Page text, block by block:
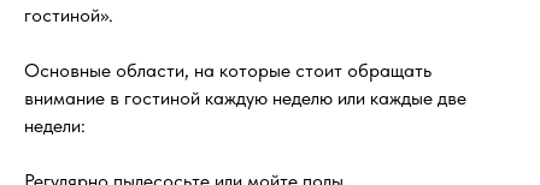
гостиной».
Основные области, на которые стоит обращать
внимание в гостиной каждую неделю или каждые две
недели: